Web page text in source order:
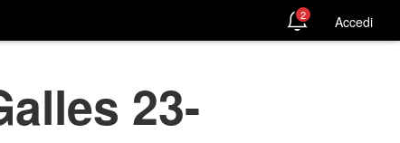
2 Accedi
23-